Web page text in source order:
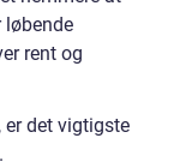
rent og
det vigtigste